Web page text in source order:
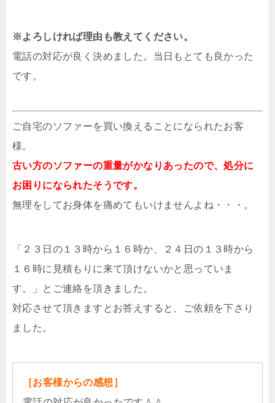
※よろしければ理由も教えてください。
電話の対応が良く決めました。当日もとても良かった
です。
ご自宅のソファーを買い換えることになられたお客
様。
古い方のソファーの重量がかなりあったので、処分に
お困りになられたそうです。
無理をしてお身体を痛めてもいけませんよね・・・。
「２３日の１３時から１６時か、２４日の１３時から
１６時に見積もりに来て頂けないかと思っていま
す。」とご連絡を頂きました。
対応させて頂きますとお答えすると、ご依頼を下さり
ました。
［お客様からの感想］